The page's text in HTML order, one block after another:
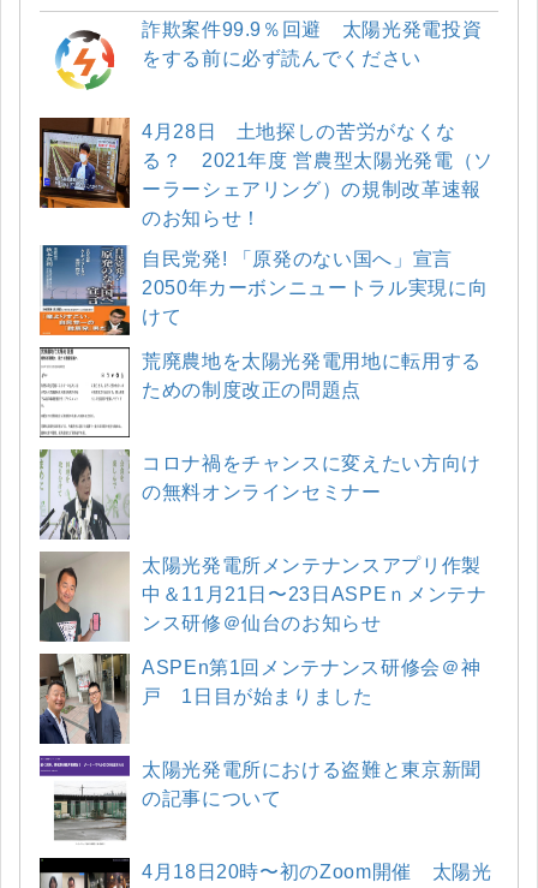
詐欺案件99.9％回避 太陽光発電投資
をする前に必ず読んでください
4月28日 土地探しの苦労がなくな
る？ 2021年度 営農型太陽光発電（ソ
ーラーシェアリング）の規制改革速報
のお知らせ！
自民党発! 「原発のない国へ」宣言
2050年カーボンニュートラル実現に向
けて
荒廃農地を太陽光発電用地に転用する
ための制度改正の問題点
コロナ禍をチャンスに変えたい方向け
の無料オンラインセミナー
太陽光発電所メンテナンスアプリ作製
中＆11月21日〜23日ASPEｎメンテナ
ンス研修＠仙台のお知らせ
ASPEn第1回メンテナンス研修会＠神
戸 1日目が始まりました
太陽光発電所における盗難と東京新聞
の記事について
4月18日20時〜初のZoom開催 太陽光